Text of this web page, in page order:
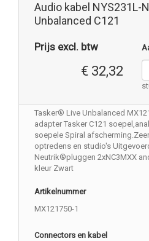
Audio kabel NYS231L-
Unbalanced C121
Prijs excl. btw
€ 32,32
Tasker® Live Unbalanced
adapter Tasker C121
soepele Spiral
optredens en studio's
Neutrik®pluggen 2xNC3MXX
kleur Zwart
Artikelnummer
MX121750-1
Connectors en kabel